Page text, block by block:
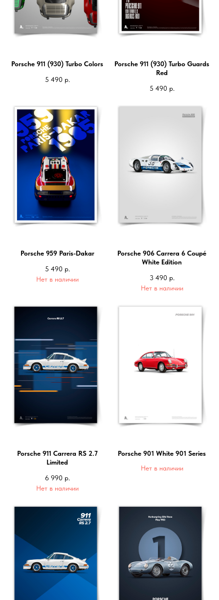
Porsche 911 (930) Turbo Colors
5 490 р.
Porsche 911 (930) Turbo Guards
Red
5 490 р.
Porsche 959 Paris-Dakar
5 490 р.
Нет в наличии
Porsche 906 Carrera 6 Coupé
White Edition
3 490 р.
Нет в наличии
Porsche 911 Carrera RS 2.7
Limited
6 990 р.
Нет в наличии
Porsche 901 White 901 Series
Нет в наличии